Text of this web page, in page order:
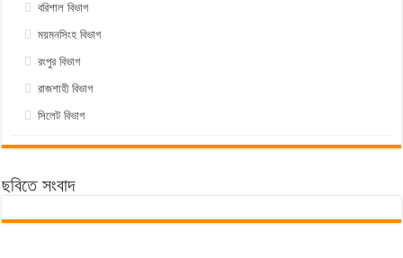
বরিশাল বিভাগ
ময়মনসিংহ বিভাগ
রংপুর বিভাগ
রাজশাহী বিভাগ
সিলেট বিভাগ
ছবিতে সংবাদ